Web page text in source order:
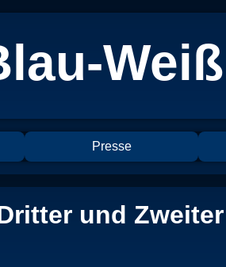
Presse
und